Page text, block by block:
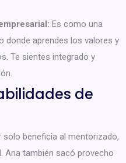
Es como una
donde aprendes los valores y
Te sientes integrado y
de
beneficia al mentorizado,
Ana también sacó provecho